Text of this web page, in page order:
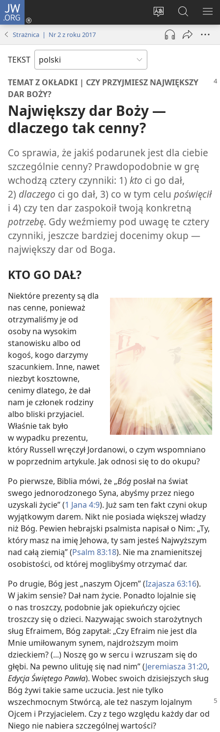
JW.ORG
Wybór
języka
Logowanie
(opens
window)
Szukaj
na
JW.ORG
Strażnica | Nr 2 z roku 2017
TEKST
TEMAT Z OKŁADKI | CZY PRZYJMIESZ NAJWIĘKSZY
DAR BOŻY?
Największy dar Boży —
dlaczego tak cenny?
Co sprawia, że jakiś podarunek jest dla ciebie
szczególnie cenny? Prawdopodobnie w grę
wchodzą cztery czynniki: 1) kto ci go dał,
2) dlaczego ci go dał, 3) co w tym celu poświęcił
i 4) czy ten dar zaspokoił twoją konkretną
potrzebę. Gdy weźmiemy pod uwagę te cztery
czynniki, jeszcze bardziej docenimy okup —
największy dar od Boga.
KTO GO DAŁ?
Niektóre prezenty są dla
nas cenne, ponieważ
otrzymaliśmy je od
osoby na wysokim
stanowisku albo od
kogoś, kogo darzymy
szacunkiem. Inne, nawet
niezbyt kosztowne,
cenimy dlatego, że dał
nam je członek rodziny
albo bliski przyjaciel.
Właśnie tak było
w wypadku prezentu,
który Russell wręczył Jordanowi, o czym wspomniano
w poprzednim artykule. Jak odnosi się to do okupu?
Po pierwsze, Biblia mówi, że „Bóg posłał na świat
swego jednorodzonego Syna, abyśmy przez niego
uzyskali życie” (1 Jana 4:9). Już sam ten fakt czyni okup
wyjątkowym darem. Nikt nie posiada większej władzy
niż Bóg. Pewien hebrajski psalmista napisał o Nim: „Ty,
który masz na imię Jehowa, ty sam jesteś Najwyższym
nad całą ziemią” (Psalm 83:18). Nie ma znamienitszej
osobistości, od której moglibyśmy otrzymać dar.
Po drugie, Bóg jest „naszym Ojcem” (Izajasza 63:16).
W jakim sensie? Dał nam życie. Ponadto lojalnie się
o nas troszczy, podobnie jak opiekuńczy ojciec
troszczy się o dzieci. Nazywając swoich starożytnych
sług Efraimem, Bóg zapytał: „Czy Efraim nie jest dla
Mnie umiłowanym synem, najdroższym moim
dzieckiem? (...) Noszę go w sercu i wzruszam się do
głębi. Na pewno ulituję się nad nim” (Jeremiasza 31:20,
Edycja Świętego Pawła). Wobec swoich dzisiejszych sług
Bóg żywi takie same uczucia. Jest nie tylko
wszechmocnym Stwórcą, ale też naszym lojalnym
Ojcem i Przyjacielem. Czy z tego względu każdy dar od
Niego nie nabiera szczególnej wartości?